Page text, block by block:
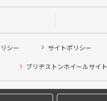
シー サイトポリシー
ブリヂストンホイールサイト
員の方はこちらを選択ください
ません